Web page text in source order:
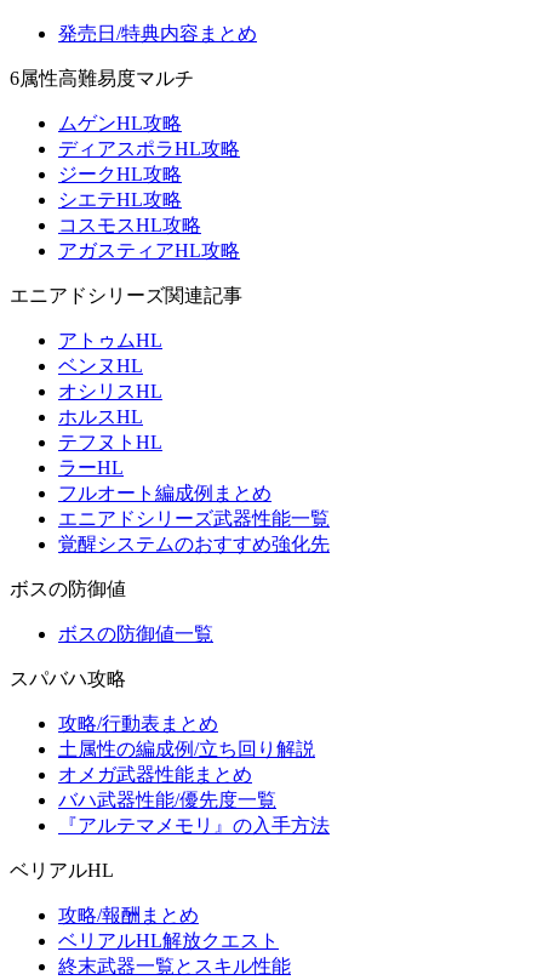
発売日/特典内容まとめ
6属性高難易度マルチ
ムゲンHL攻略
ディアスポラHL攻略
ジークHL攻略
シエテHL攻略
コスモスHL攻略
アガスティアHL攻略
エニアドシリーズ関連記事
アトゥムHL
ベンヌHL
オシリスHL
ホルスHL
テフヌトHL
ラーHL
フルオート編成例まとめ
エニアドシリーズ武器性能一覧
覚醒システムのおすすめ強化先
ボスの防御値
ボスの防御値一覧
スパバハ攻略
攻略/行動表まとめ
土属性の編成例/立ち回り解説
オメガ武器性能まとめ
バハ武器性能/優先度一覧
『アルテマメモリ』の入手方法
ベリアルHL
攻略/報酬まとめ
ベリアルHL解放クエスト
終末武器一覧とスキル性能